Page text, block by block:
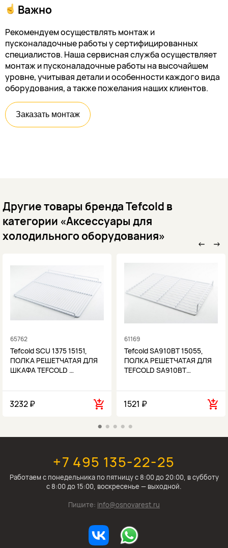
Важно
Рекомендуем осуществлять монтаж и
пусконаладочные работы у сертифицированных
специалистов. Наша сервисная служба осуществляет
монтаж и пусконаладочные работы на высочайшем
уровне, учитывая детали и особенности каждого вида
оборудования, а также пожелания наших клиентов.
Заказать монтаж
Другие товары бренда Tefcold в
категории «Аксессуары для
холодильного оборудования»
←
65762
Tefcold SCU 1375 15151,
ПОЛКА РЕШЕТЧАТАЯ ДЛЯ
ШКАФА TEFCOLD …
3232 ₽
61169
Tefcold SA910BT 15055,
ПОЛКА РЕШЕТЧАТАЯ ДЛЯ
TEFCOLD SA910BT…
1521 ₽
→
+7 495 135-22-25
Работаем c понедельника по пятницу с 8:00 до 20:00, в субботу
с 8:00 до 15:00, воскресенье — выходной.
Пишите: info@osnovarest.ru